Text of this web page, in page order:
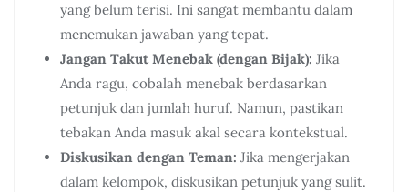
yang belum terisi. Ini sangat membantu dalam
menemukan jawaban yang tepat.
Jangan Takut Menebak (dengan Bijak): Jika
Anda ragu, cobalah menebak berdasarkan
petunjuk dan jumlah huruf. Namun, pastikan
tebakan Anda masuk akal secara kontekstual.
Diskusikan dengan Teman: Jika mengerjakan
dalam kelompok, diskusikan petunjuk yang sulit.